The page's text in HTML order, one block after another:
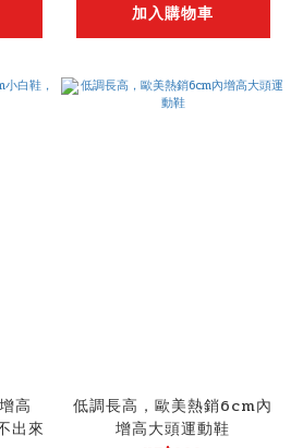
加入購物車
高
出來
低調長高，歐美熱銷6cm內
增高大頭運動鞋